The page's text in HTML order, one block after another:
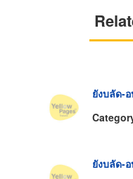
ยังบลัด-
ยังบลัด-